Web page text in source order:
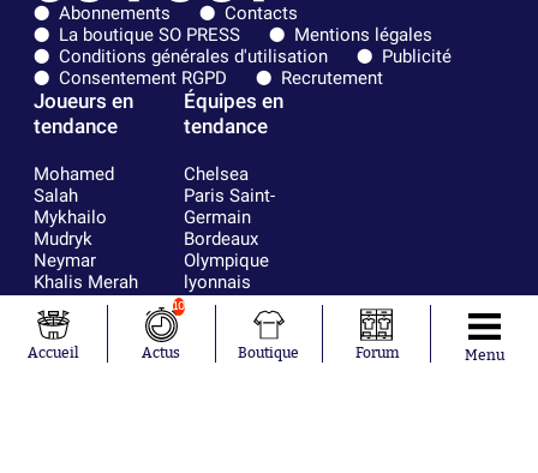
Abonnements
Contacts
La boutique SO PRESS
Mentions légales
Conditions générales d'utilisation
Publicité
Consentement RGPD
Recrutement
Joueurs en
tendance
Mohamed
Salah
Mykhailo
Mudryk
Neymar
Khalis Merah
Loïs Openda
Moussa
Niakhaté
Équipes en
tendance
Chelsea
Paris Saint-
Germain
Bordeaux
Olympique
lyonnais
FIFA
Real Madrid
RC Strasbourg
AC Milan
Accueil
10
Actus Boutique Forum Menu